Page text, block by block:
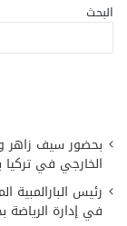
البحث
بحضور سيف زاهر
الخارجي في
رئيس البارالمبية
في إدارة الرياضة